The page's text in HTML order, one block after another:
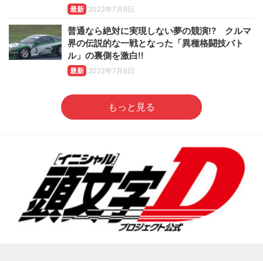
最新 2022年7月6日
普通なら絶対に実現しない夢の競演!? クルマ
界の伝説的な一戦となった「異種格闘技バト
ル」の裏側を激白!!
最新 2022年7月6日
もっと見る